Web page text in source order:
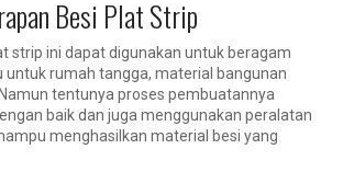
Besi Plat Strip
strip ini dapat digunakan untuk beragam
untuk rumah tangga, material bangunan
tentunya proses pembuatannya
baik dan juga menggunakan peralatan
menghasilkan material besi yang